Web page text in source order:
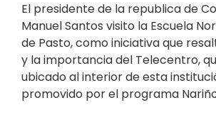
El presidente de la republica de
Manuel Santos visito la Escuela
de Pasto, como iniciativa que
y la importancia del Telecentro,
ubicado al interior de esta
promovido por el programa